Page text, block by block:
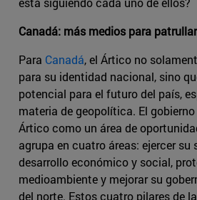
Canadá: más medios para
Para Canadá, el Ártico no
para su identidad nacional, sino
potencial para el futuro del país,
materia de geopolítica. El gobierno
Ártico como un área de
agrupa en cuatro áreas: ejercer su
desarrollo económico y social,
medioambiente y mejorar su
del norte. Estos cuatro pilares de